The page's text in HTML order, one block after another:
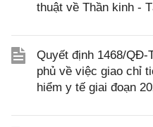
thuật về Thần kinh -
Quyết định 1468/QĐ-
phủ về việc giao chỉ
hiểm y tế giai đoạn